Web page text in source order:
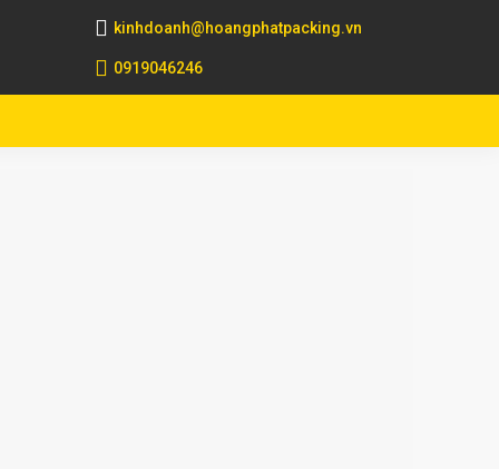
kinhdoanh@hoangphatpacking.vn
0919046246